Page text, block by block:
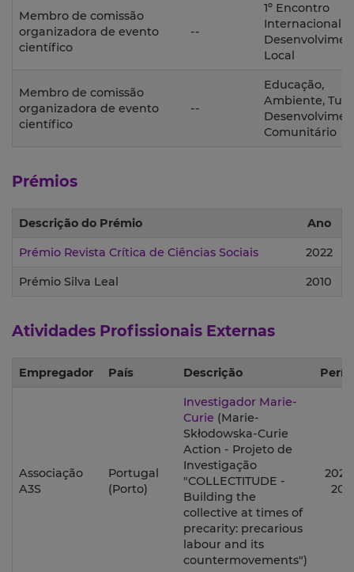
Membro de comissão
organizadora de evento
científico
--
1º Encontro
Internacional
Local
Membro de comissão
organizadora de evento
científico
--
Educação,
Ambiente,
Comunitário
Prémios
Descrição do Prémio Ano
Prémio Revista Crítica de Ciências Sociais 2022
Prémio Silva Leal 2010
Atividades Profissionais Externas
Empregador País Descrição
Associação
A3S
Portugal
(Porto)
Investigador Marie-
Curie (Marie-
Skłodowska-Curie
Action - Projeto de
Investigação
"COLLECTITUDE -
Building the
collective at times of
precarity: precarious
labour and its
countermovements")